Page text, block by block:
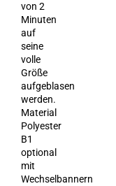
von 2
Minuten
auf
seine
volle
Größe
aufgeblasen
werden.
Material
Polyester
B1
optional
mit
Wechselbannern